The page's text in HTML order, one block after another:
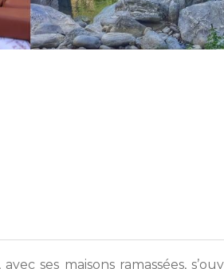
ses maisons ramassées,